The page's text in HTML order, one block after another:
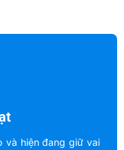
và hiện đang giữ vai